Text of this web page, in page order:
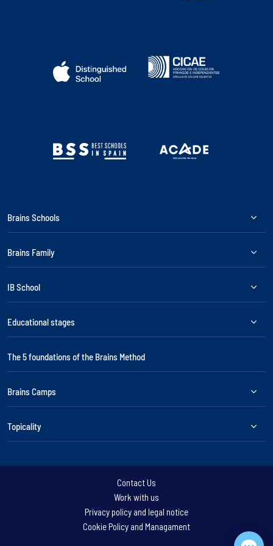
Brains Schools
Brains Family
IB School
Educational stages
The 5 foundations of the Brains Method
Brains Camps
Topicality
Contact Us
Work with us
Privacy policy and legal notice
Cookie Policy and Managament